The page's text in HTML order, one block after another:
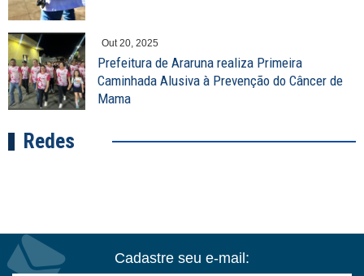
Out 20, 2025
Prefeitura de Araruna realiza Primeira
Caminhada Alusiva à Prevenção do Câncer de
Mama
Redes
Cadastre seu e-mail: